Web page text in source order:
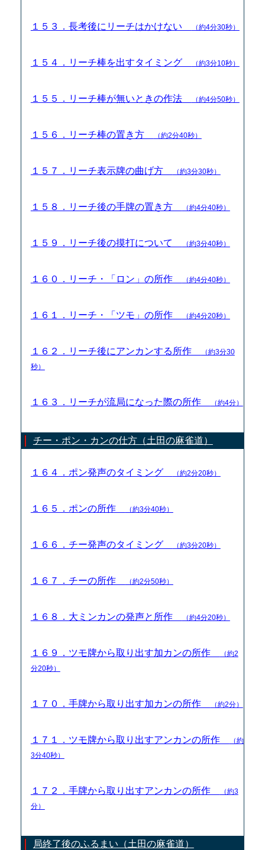
１５３．長考後にリーチはかけない （約4分30秒）
１５４．リーチ棒を出すタイミング （約3分10秒）
１５５．リーチ棒が無いときの作法 （約4分50秒）
１５６．リーチ棒の置き方 （約2分40秒）
１５７．リーチ表示牌の曲げ方 （約3分30秒）
１５８．リーチ後の手牌の置き方 （約4分40秒）
１５９．リーチ後の摸打について （約3分40秒）
１６０．リーチ・「ロン」の所作 （約4分40秒）
１６１．リーチ・「ツモ」の所作 （約4分20秒）
１６２．リーチ後にアンカンする所作
（約3分30
秒）
１６３．リーチが流局になった際の所作 （約4分）
チー・ポン・カンの仕方（土田の麻雀道）
１６４．ポン発声のタイミング （約2分20秒）
１６５．ポンの所作 （約3分40秒）
１６６．チー発声のタイミング （約3分20秒）
１６７．チーの所作 （約2分50秒）
１６８．大ミンカンの発声と所作 （約4分20秒）
１６９．ツモ牌から取り出す加カンの所作
（約2
分20秒）
１７０．手牌から取り出す加カンの所作 （約2分）
１７１．ツモ牌から取り出すアンカンの所作
（約
3分40秒）
１７２．手牌から取り出すアンカンの所作
（約3
分）
局終了後のふるまい（土田の麻雀道）